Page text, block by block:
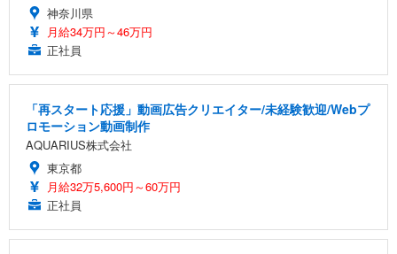
神奈川県
月給34万円～46万円
正社員
「再スタート応援」動画広告クリエイター/未経験歓迎/Webプ
ロモーション動画制作
AQUARIUS株式会社
東京都
月給32万5,600円～60万円
正社員